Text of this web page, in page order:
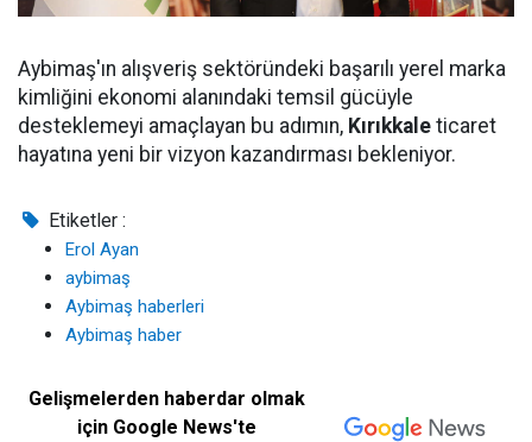
Aybimaş'ın alışveriş sektöründeki başarılı yerel marka
kimliğini ekonomi alanındaki temsil gücüyle
desteklemeyi amaçlayan bu adımın, Kırıkkale ticaret
hayatına yeni bir vizyon kazandırması bekleniyor.
Etiketler :
Erol Ayan
aybimaş
Aybimaş haberleri
Aybimaş haber
Gelişmelerden haberdar olmak
için Google News'te